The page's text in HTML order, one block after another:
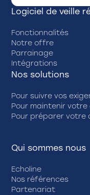
Logiciel de veille
Fonctionnalités
Notre offre
Parrainage
Intégrations
Nos solutions
Pour suivre vos
Pour maintenir
Pour préparer votre
Qui sommes nous
Echoline
Nos références
Partenariat